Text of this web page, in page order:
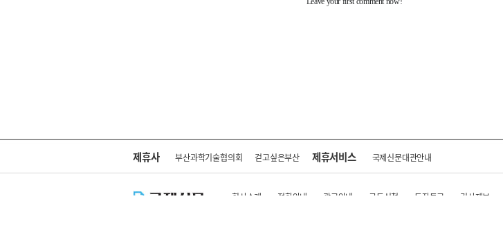
제휴사 부산과학기술협의회 걷고싶은부산 제휴서비스 국제신문대관안내
회사소개 전화안내 광고안내 구독신청 독자투고 기사제보